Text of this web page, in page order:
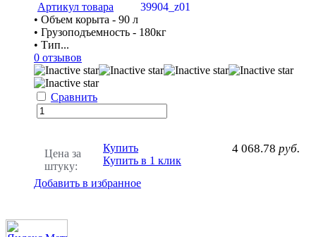
Артикул товара
39904_z01
• Объем корыта - 90 л
• Грузоподъемность - 180кг
• Тип...
0 отзывов
Сравнить
Цена за
штуку:
4 068.78 руб.
Купить
Купить в 1 клик
Добавить в избранное